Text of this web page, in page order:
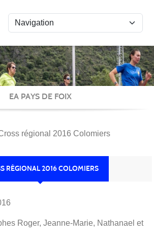
EA PAYS DE FOIX
régional 2016 Colomiers
RÉGIONAL 2016 COLOMIERS
Roger, Jeanne-Marie, Nathanael et
cookies